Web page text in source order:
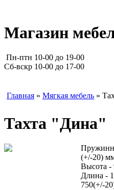
Магазин
Пн-птн 10-00 до 19-00
Сб-вскр 10-00 до 17-00
Главная » Мягкая мебель »
Тахта "Дина"
(+/-20)
Высота -
Длина -
750(+/-